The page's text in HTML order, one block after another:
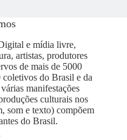
e mídia livre,
artistas, produtores
de mais de 5000
coletivos do Brasil e da
manifestações
culturais nos
som e texto) compõem
do Brasil.